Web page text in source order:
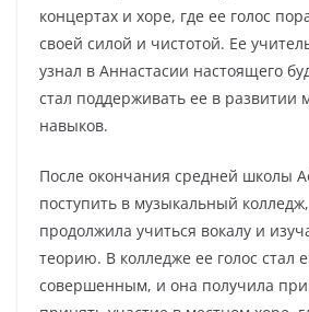
концертах и хоре, где ее голос
своей силой и чистотой. Ее
узнал в Аннастасии настоящего
стал поддерживать ее в развитии
навыков.
После окончания средней школы
поступить в музыкальный
продолжила учиться вокалу и
теорию. В колледже ее голос стал
совершенным, и она получила